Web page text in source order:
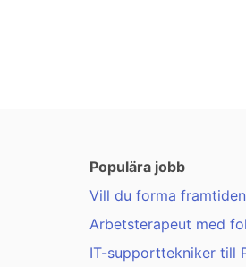
Populära jobb
Vill du forma
Arbetsterapeut med
IT-supporttekniker till